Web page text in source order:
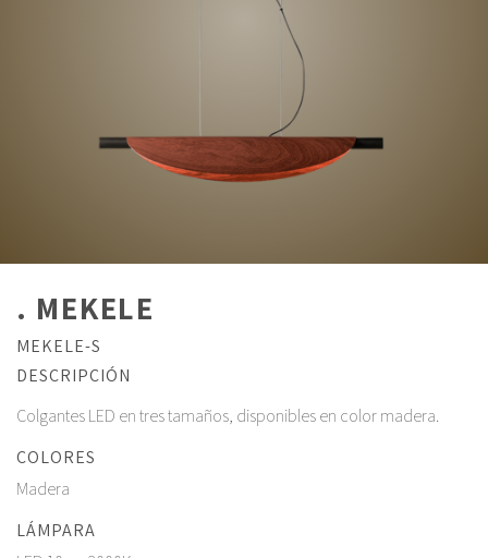
. MEKELE
MEKELE-S
DESCRIPCIÓN
Colgantes LED en tres tamaños, disponibles en color madera.
COLORES
Madera
LÁMPARA